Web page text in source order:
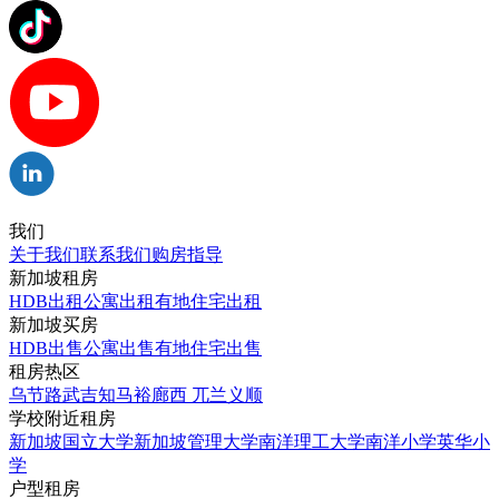
我们
关于我们联系我们购房指导
新加坡租房
HDB出租公寓出租有地住宅出租
新加坡买房
HDB出售公寓出售有地住宅出售
租房热区
乌节路武吉知马裕廊西 兀兰 义顺
学校附近租房
新加坡国立大学新加坡管理大学南洋理工大学南洋小学英华小
学
户型租房